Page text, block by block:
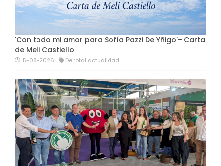
'Con todo mi amor para Sofía Pazzi De Yñigo'– Carta
de Meli Castiello
5-08-2026 De total actualidad